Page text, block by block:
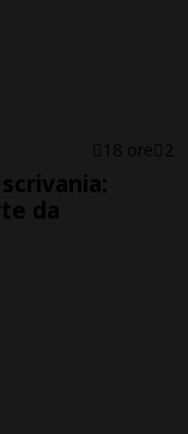
18 ore 2
da